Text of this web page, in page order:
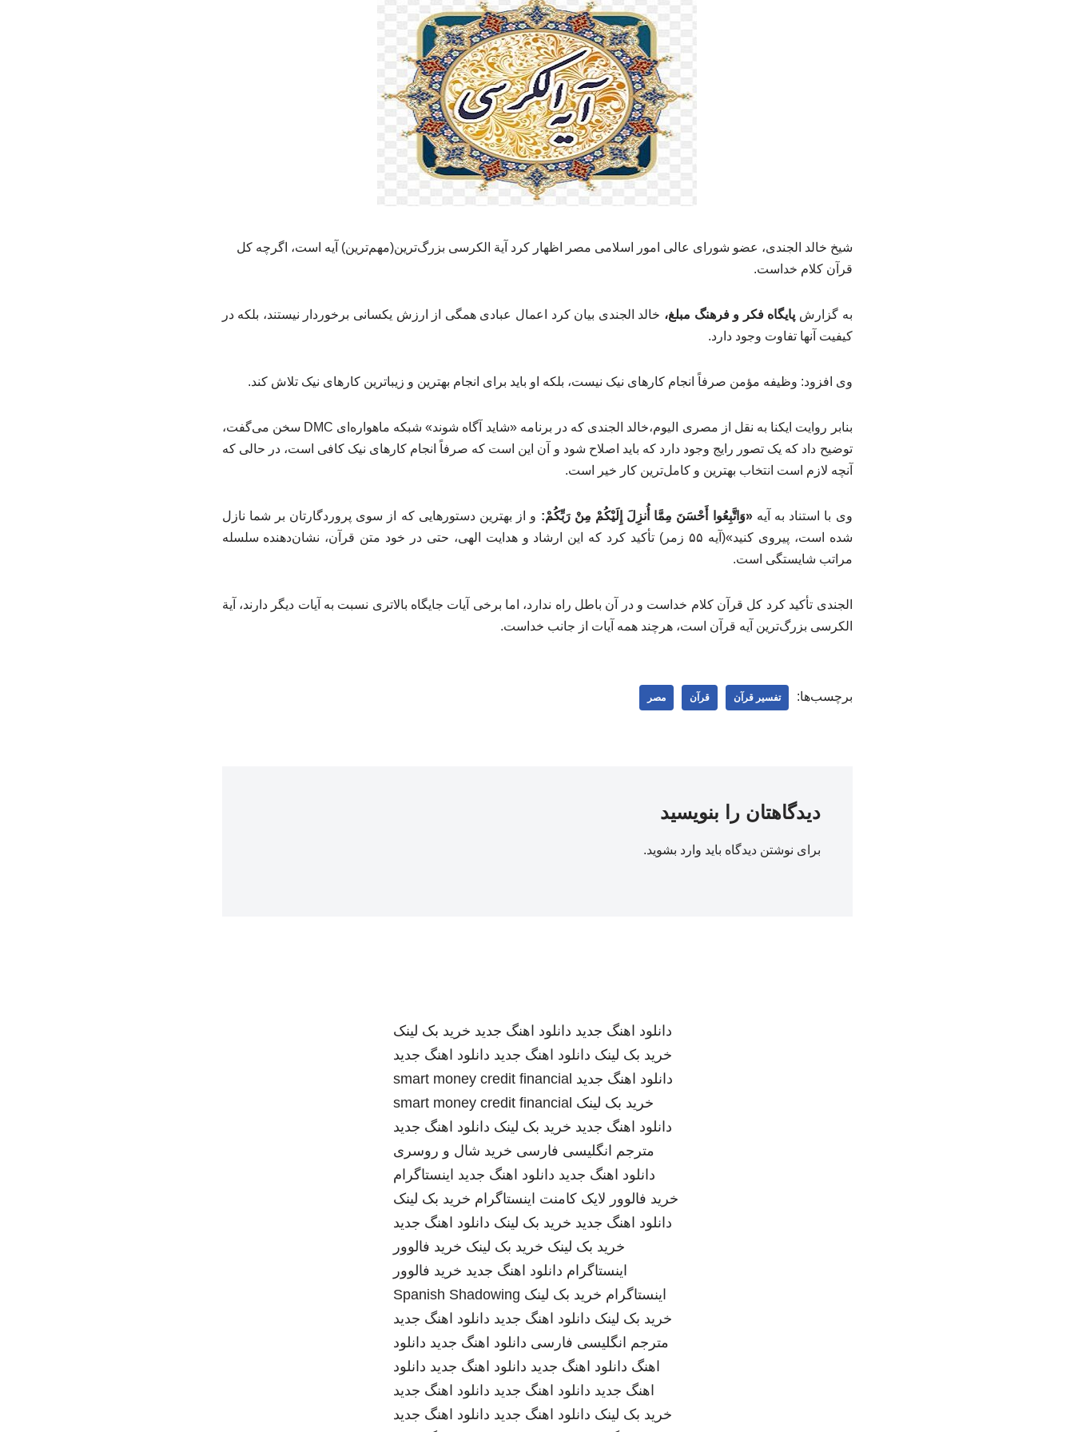
شیخ خالد الجندی، عضو شورای عالی امور اسلامی مصر اظهار کرد آیة الکرسی بزرگ‌ترین(مهم‌ترین) آیه است، اگرچه کل
قرآن کلام خداست.
به گزارش پایگاه فکر و فرهنگ مبلغ، خالد الجندی بیان کرد اعمال عبادی همگی از ارزش یکسانی برخوردار نیستند، بلکه در
کیفیت آنها تفاوت وجود دارد.
وی افزود: وظیفه مؤمن صرفاً انجام کارهای نیک نیست، بلکه او باید برای انجام بهترین و زیباترین کارهای نیک تلاش کند.
بنابر روایت ایکنا به نقل از مصری الیوم،خالد الجندی که در برنامه «شاید آگاه شوند» شبکه ماهواره‌ای DMC سخن می‌گفت،
توضیح داد که یک تصور رایج وجود دارد که باید اصلاح شود و آن این است که صرفاً انجام کارهای نیک کافی است، در حالی که
آنچه لازم است انتخاب بهترین و کامل‌ترین کار خیر است.
وی با استناد به آیه«وَاتَّبِعُوا أَحْسَنَ مِمَّا أُنزِلَ إِلَیْکُمْ مِنْ رَبِّکُمْ: و از بهترین دستورهایی که از سوی پروردگارتان بر شما نازل
شده است، پیروی کنید»(آیه ۵۵ زمر) تأکید کرد که این ارشاد و هدایت الهی، حتی در خود متن قرآن، نشان‌دهنده سلسله
مراتب شایستگی است.
الجندی تأکید کرد کل قرآن کلام خداست و در آن باطل راه ندارد، اما برخی آیات جایگاه بالاتری نسبت به آیات دیگر دارند، آیة
الکرسی بزرگ‌ترین آیه قرآن است، هرچند همه آیات از جانب خداست.
برچسب‌ها: تفسیر قرآن قرآن مصر
دیدگاهتان را بنویسید
برای نوشتن دیدگاه باید وارد بشوید.
دانلود اهنگ جدید دانلود اهنگ جدید خرید بک لینک
خرید بک لینک دانلود اهنگ جدید دانلود اهنگ جدید
دانلود اهنگ جدید smart money credit financial
خرید بک لینک smart money credit financial
دانلود اهنگ جدید خرید بک لینک دانلود اهنگ جدید
مترجم انگلیسی فارسی خرید شال و روسری
دانلود اهنگ جدید دانلود اهنگ جدید اینستاگرام
خرید فالوور لایک کامنت اینستاگرام خرید بک لینک
دانلود اهنگ جدید خرید بک لینک دانلود اهنگ جدید
خرید بک لینک خرید بک لینک خرید فالوور
اینستاگرام دانلود اهنگ جدید خرید فالوور
اینستاگرام خرید بک لینک Spanish Shadowing
خرید بک لینک دانلود اهنگ جدید دانلود اهنگ جدید
مترجم انگلیسی فارسی دانلود اهنگ جدید دانلود
اهنگ دانلود اهنگ جدید دانلود اهنگ جدید دانلود
اهنگ جدید دانلود اهنگ جدید دانلود اهنگ جدید
خرید بک لینک دانلود اهنگ جدید دانلود اهنگ جدید